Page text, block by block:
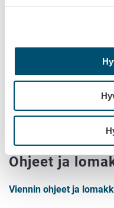
yhteyttä oman kuntasi
Löydät sinulle
Ohjeet ja
Viennin ohjeet ja